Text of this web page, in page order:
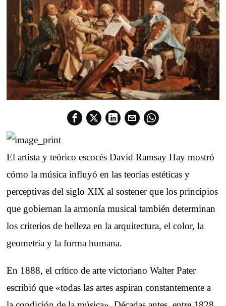
El artista y teórico escocés David Ramsay Hay mostró
cómo la música influyó en las teorías estéticas y
perceptivas del siglo XIX al sostener que los principios
que gobiernan la armonía musical también determinan
los criterios de belleza en la arquitectura, el color, la
geometría y la forma humana.
En 1888, el crítico de arte victoriano Walter Pater
escribió que «todas las artes aspiran constantemente a